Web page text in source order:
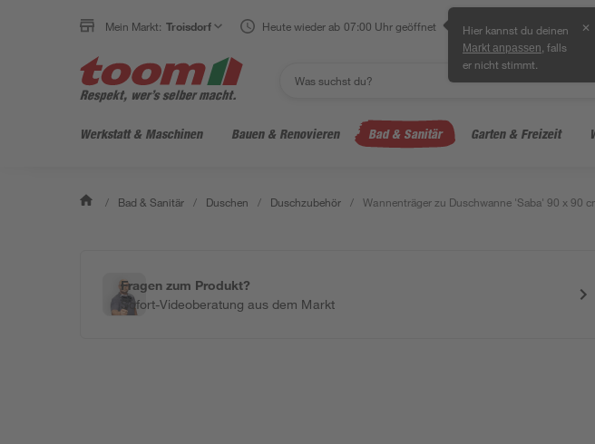
Mein Markt: Troisdorf Heute wieder ab 07:00 Uhr geöffnet Hier kannst du deinen
Markt anpassen , falls
er nicht stimmt.
✕
Werkstatt & Maschinen Bauen & Renovieren Bad & Sanitär Garten & Freizeit
/ Bad & Sanitär / Duschen / Duschzubehör / Wannenträger zu Duschwanne 'Saba' 90 x 90
Fragen zum Produkt?
Sofort-Videoberatung aus dem Markt